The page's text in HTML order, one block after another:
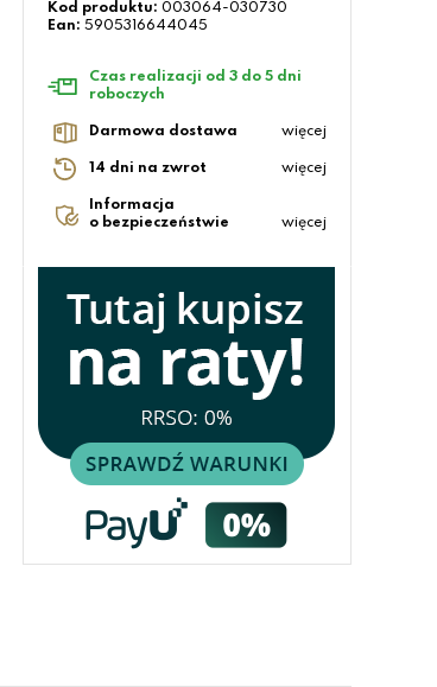
Kod produktu: 003064-030730
Ean: 5905316644045
Czas realizacji od 3 do 5 dni
roboczych
Darmowa dostawa więcej
14 dni na zwrot więcej
Informacja
o bezpieczeństwie
więcej